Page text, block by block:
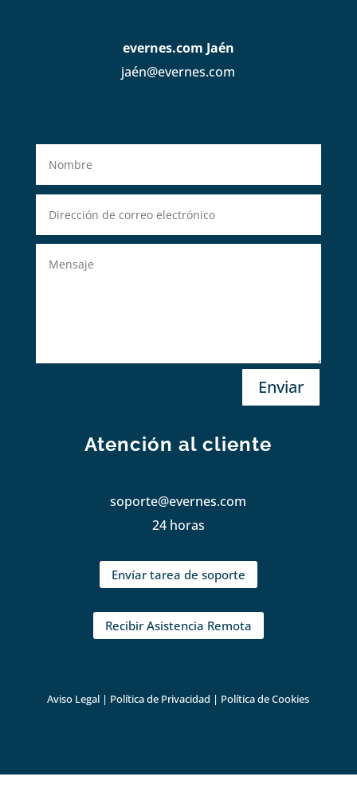
evernes.com Jaén
jaén@evernes.com
Enviar
Atención al cliente
soporte@evernes.com
24 horas
Envíar tarea de soporte
Recibir Asistencia Remota
Aviso Legal | Política de Privacidad | Política de Cookies